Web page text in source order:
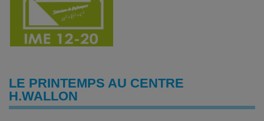
LE PRINTEMPS AU CENTRE
H.WALLON